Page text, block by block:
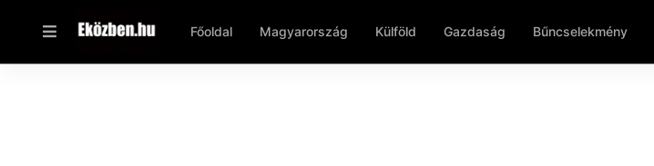
Főoldal Magyarország Külföld Gazdaság Bűncselekmény